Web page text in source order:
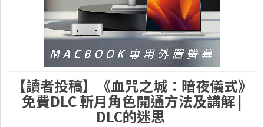
【讀者投稿】《血咒之城：暗夜儀式》
免費DLC 斬月角色開通方法及講解 |
DLC的迷思